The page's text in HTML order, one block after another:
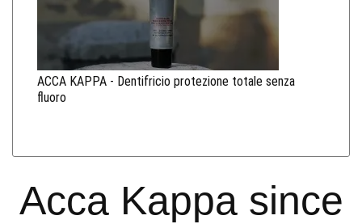
ACCA KAPPA - Dentifricio protezione totale senza
fluoro
Acca Kappa since